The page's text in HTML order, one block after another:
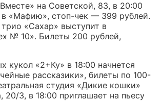
на Советской, 83, в 20:00
в «Мафию», стоп-чек — 399 рублей.
«Сахар» выступит в
№ 10». Билеты 200 рублей,
кукол «2+Ку» в 18:00 начнется
рассказики», билеты по 100-
студия «Дикие кошки»
20/3, в 18:00 приглашает на пьесу